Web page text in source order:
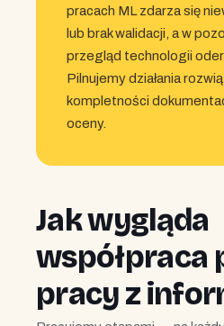
pracach ML zdarza się
lub brak walidacji, a w
przegląd technologii
Pilnujemy działania
kompletności
oceny.
Jak wygląda
współpraca
pracy z